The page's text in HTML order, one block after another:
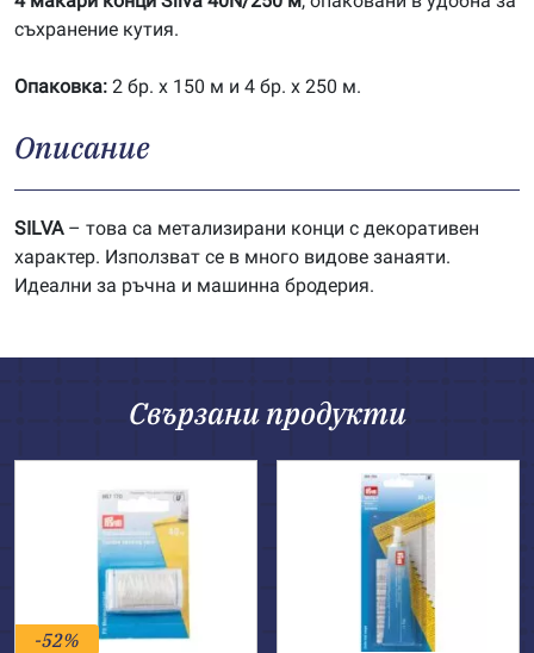
съхранение кутия.
Опаковка: 2 бр. х 150 м и 4 бр. х 250 м.
Описание
SILVA– това са метализирани конци с декоративен
характер. Използват се в много видове занаяти.
Идеални за ръчна и машинна бродерия.
Свързани продукти
-52%